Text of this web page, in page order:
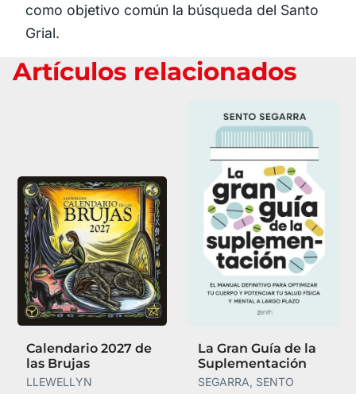
como objetivo común la búsqueda del Santo
Grial.
Artículos relacionados
Calendario 2027 de
las Brujas
LLEWELLYN
La Gran Guía de la
Suplementación
SEGARRA, SENTO